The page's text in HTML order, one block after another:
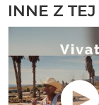
INNE Z